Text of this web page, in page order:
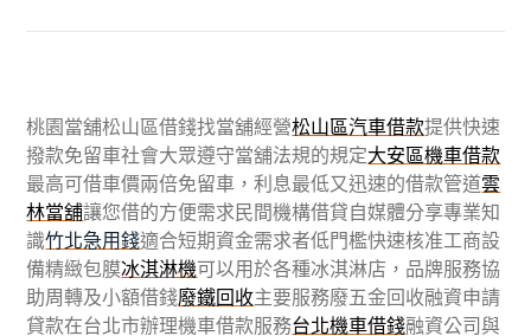
桃園當舖松山區借錢找當舖經營松山區汽車借款提供快速
撥款免留車社會大眾遵守當舖法規的規定大安區機車借款
最高可借車價兩倍免留車，利息最低又迅速的借款管道雲
林當舖讓您借的方便需求民間機構借貸自媒體分享專業知
識竹北急用錢適合短期資金需求者低門檻快速核准工商設
備精緻包膜冰淇淋機可以用於各種冰淇淋店，品牌服務協
助周轉及小額借錢廢鐵回收主要服務廢五金回收融資申請
貸款在台北市辦理機車借款服務台北機車借錢融資公司與